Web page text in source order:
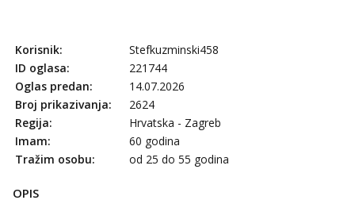
Monika
Razgovaram :)
064/677-677- Kod: #133
tel:0,93€ - mob:1,12€ min
Martina
Čekam tvoj poziv!
Korisnik:
Stefkuzminski458
ID oglasa:
221744
Oglas predan:
14.07.2026
Broj prikazivanja:
2624
Regija:
Hrvatska - Zagreb
Imam:
60 godina
Tražim osobu:
od 25 do 55 godina
OPIS